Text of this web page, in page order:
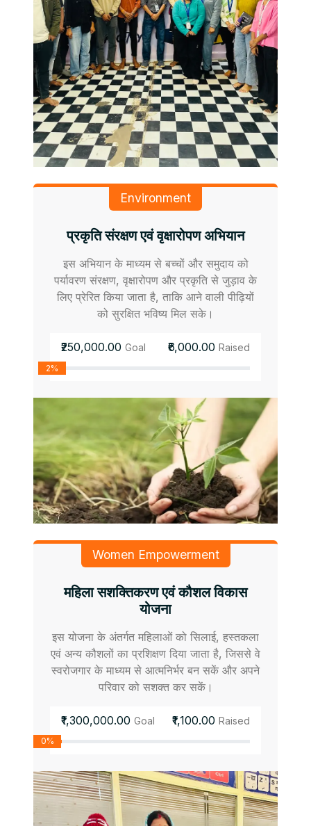
Environment
प्रकृति संरक्षण एवं वृक्षारोपण अभियान
इस अभियान के माध्यम से बच्चों और समुदाय को
पर्यावरण संरक्षण, वृक्षारोपण और प्रकृति से जुड़ाव के
लिए प्रेरित किया जाता है, ताकि आने वाली पीढ़ियों
को सुरक्षित भविष्य मिल सके।
₹250,000.00 Goal ₹6,000.00 Raised
2%
Women Empowerment
महिला सशक्तिकरण एवं कौशल विकास
योजना
इस योजना के अंतर्गत महिलाओं को सिलाई, हस्तकला
एवं अन्य कौशलों का प्रशिक्षण दिया जाता है, जिससे वे
स्वरोजगार के माध्यम से आत्मनिर्भर बन सकें और अपने
परिवार को सशक्त कर सकें।
₹1,300,000.00 Goal ₹1,100.00 Raised
0%